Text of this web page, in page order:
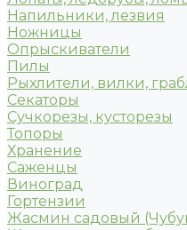
Напильники, лезвия
Ножницы
Опрыскиватели
Пилы
Рыхлители, вилки,
Секаторы
Сучкорезы, кусторезы
Топоры
Хранение
Саженцы
Виноград
Гортензии
Жасмин садовый